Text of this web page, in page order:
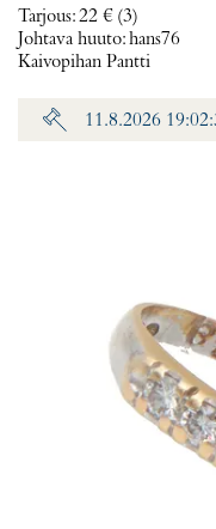
Tarjous:22 € (3)
Johtava huuto:hans76
Kaivopihan Pantti
11.8.2026